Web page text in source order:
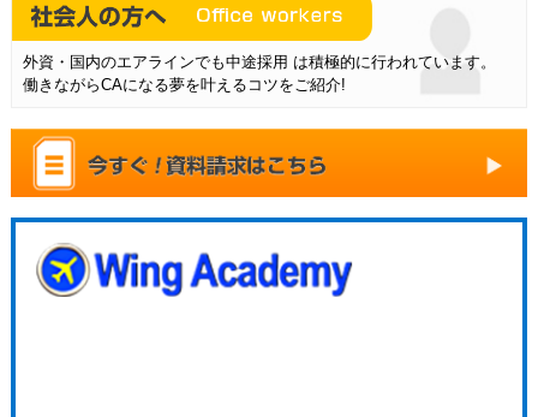
外資・国内のエアラインでも中途採用 は積極的に行われています。
働きながらCAになる夢を叶えるコツをご紹介!